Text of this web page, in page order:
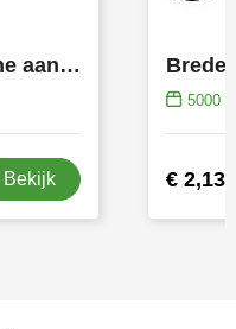
Brede Exclusive Jetflame aansteker mat zwart met kap, navulbaar
Bekijk
5000
€ 2,13